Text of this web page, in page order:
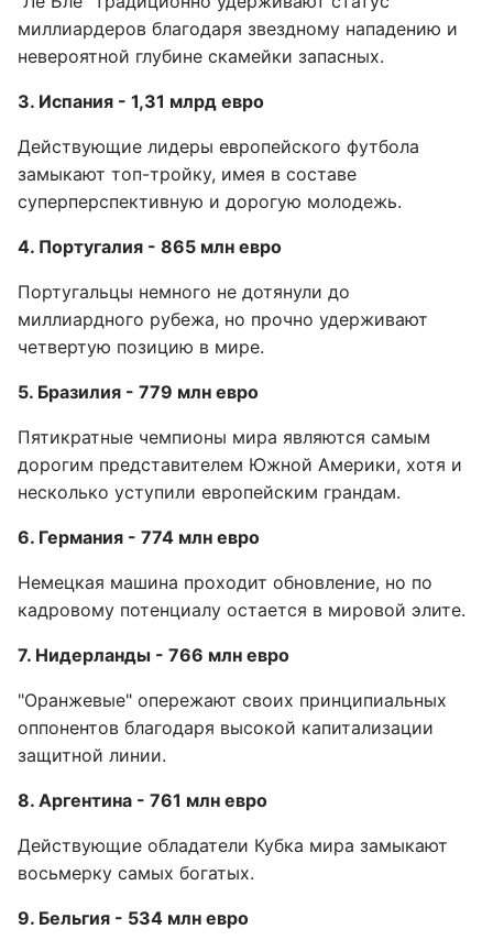
миллиардеров благодаря звездному нападению и
невероятной глубине скамейки запасных.
3. Испания - 1,31 млрд евро
Действующие лидеры европейского футбола
замыкают топ-тройку, имея в составе
суперперспективную и дорогую молодежь.
4. Португалия - 865 млн евро
Португальцы немного не дотянули до
миллиардного рубежа, но прочно удерживают
четвертую позицию в мире.
5. Бразилия - 779 млн евро
Пятикратные чемпионы мира являются самым
дорогим представителем Южной Америки, хотя и
несколько уступили европейским грандам.
6. Германия - 774 млн евро
Немецкая машина проходит обновление, но по
кадровому потенциалу остается в мировой элите.
7. Нидерланды - 766 млн евро
"Оранжевые" опережают своих принципиальных
оппонентов благодаря высокой капитализации
защитной линии.
8. Аргентина - 761 млн евро
Действующие обладатели Кубка мира замыкают
восьмерку самых богатых.
9. Бельгия - 534 млн евро